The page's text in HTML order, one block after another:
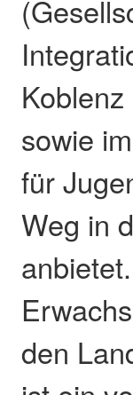
sowie
für
Weg in
den